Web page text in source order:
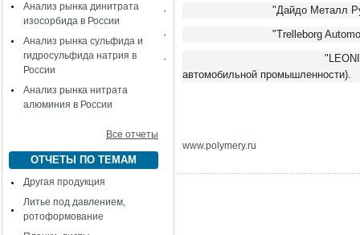
Анализ рынка динитрата
изосорбида в России
Анализ рынка сульфида и
гидросульфида натрия в
России
Анализ рынка нитрата
алюминия в России
Все отчеты
ОТЧЕТЫ ПО ТЕМАМ
Другая продукция
Литье под давлением,
ротоформование
·
"Дайдо Металл
·
"Trelleborg
·
автомобильной промышленности).
www.polymery.ru